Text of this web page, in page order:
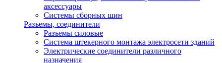
аксессуары
Системы сборных шин
Разъемы, соединители
Разъемы силовые
Система штекерного монтажа электросети зданий
Электрические соединители различного
назначения